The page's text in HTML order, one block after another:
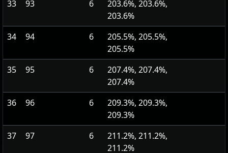
33
93 6
203.6%, 203.6%,
203.6%
34
94 6
205.5%, 205.5%,
205.5%
35
95 6
207.4%, 207.4%,
207.4%
36
96 6
209.3%, 209.3%,
209.3%
37
97 6
211.2%, 211.2%,
211.2%